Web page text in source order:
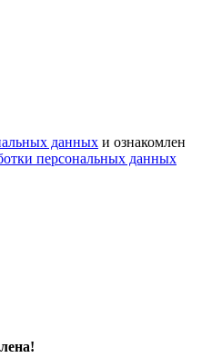
данных и ознакомлен
персональных данных